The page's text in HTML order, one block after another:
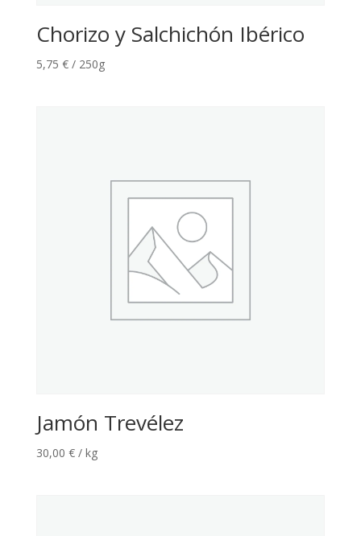
Chorizo y Salchichón Ibérico
5,75 € / 250g
Jamón Trevélez
30,00 € / kg